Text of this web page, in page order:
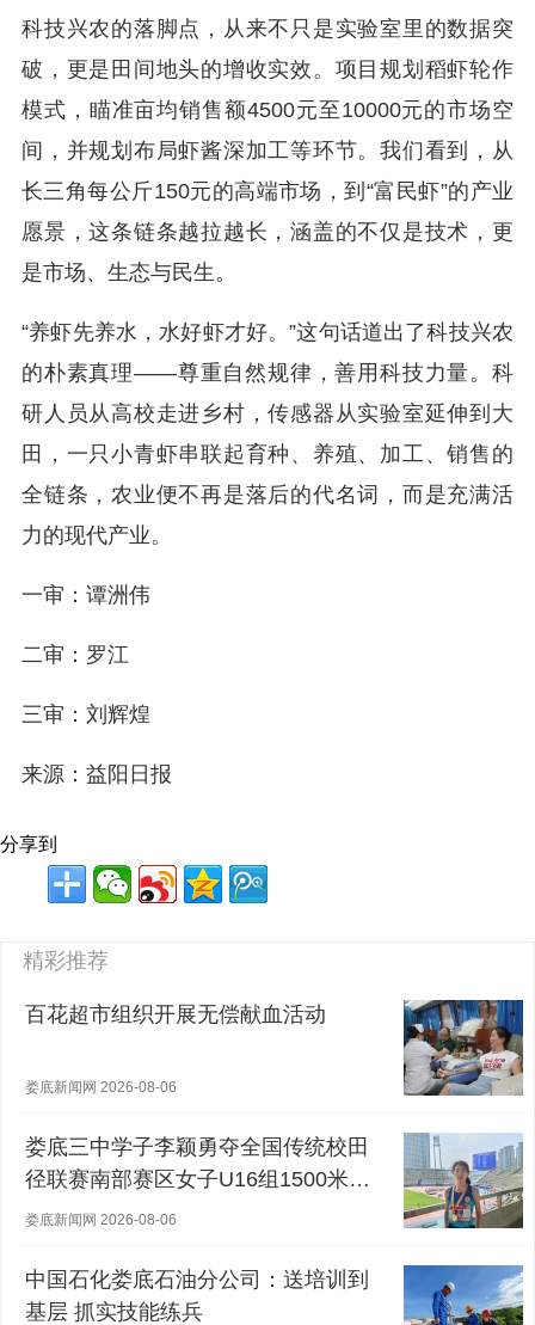
科技兴农的落脚点，从来不只是实验室里的数据突
破，更是田间地头的增收实效。项目规划稻虾轮作
模式，瞄准亩均销售额4500元至10000元的市场空
间，并规划布局虾酱深加工等环节。我们看到，从
长三角每公斤150元的高端市场，到“富民虾”的产业
愿景，这条链条越拉越长，涵盖的不仅是技术，更
是市场、生态与民生。
“养虾先养水，水好虾才好。”这句话道出了科技兴农
的朴素真理——尊重自然规律，善用科技力量。科
研人员从高校走进乡村，传感器从实验室延伸到大
田，一只小青虾串联起育种、养殖、加工、销售的
全链条，农业便不再是落后的代名词，而是充满活
力的现代产业。
一审：谭洲伟
二审：罗江
三审：刘辉煌
来源：益阳日报
分享到
精彩推荐
百花超市组织开展无偿献血活动
娄底新闻网 2026-08-06
娄底三中学子李颖勇夺全国传统校田
径联赛南部赛区女子U16组1500米冠
军
娄底新闻网 2026-08-06
中国石化娄底石油分公司：送培训到
基层 抓实技能练兵